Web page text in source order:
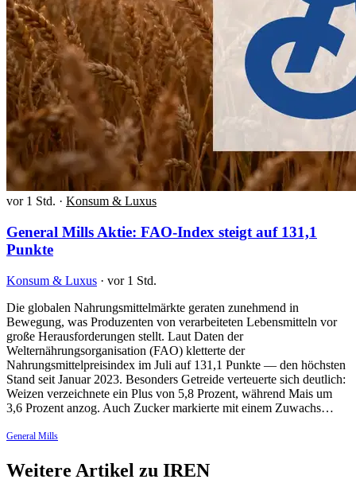
vor 1 Std. · Konsum & Luxus
General Mills Aktie: FAO-Index steigt auf 131,1
Punkte
Konsum & Luxus · vor 1 Std.
Die globalen Nahrungsmittelmärkte geraten zunehmend in
Bewegung, was Produzenten von verarbeiteten Lebensmitteln vor
große Herausforderungen stellt. Laut Daten der
Welternährungsorganisation (FAO) kletterte der
Nahrungsmittelpreisindex im Juli auf 131,1 Punkte — den höchsten
Stand seit Januar 2023. Besonders Getreide verteuerte sich deutlich:
Weizen verzeichnete ein Plus von 5,8 Prozent, während Mais um
3,6 Prozent anzog. Auch Zucker markierte mit einem Zuwachs…
General Mills
Weitere Artikel zu IREN